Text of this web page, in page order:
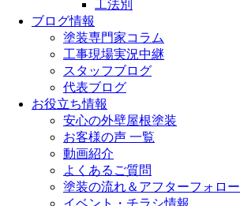
工法別
ブログ情報
塗装専門家コラム
工事現場実況中継
スタッフブログ
代表ブログ
お役立ち情報
安心の外壁屋根塗装
お客様の声 一覧
動画紹介
よくあるご質問
塗装の流れ＆アフターフォロー
イベント・チラシ情報